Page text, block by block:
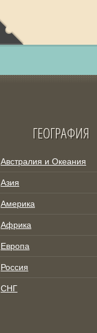
ГЕОГРАФИЯ
Австралия и Океания
Азия
Америка
Африка
Европа
Россия
СНГ